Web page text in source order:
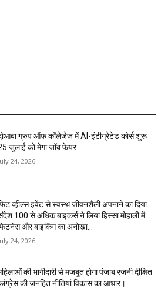
ग्रुप ऑफ कॉलेजेज में AI-इंटीग्रेटेड कोर्स शुरू
जुलाई को मेगा जॉब फेयर
24, 2026
व्हील्स इवेंट से स्वस्थ जीवनशैली अपनाने का दिया
100 से अधिक बाइकर्स ने लिया हिस्सा मोहाली में
और बाइकिंग का अनोखा...
24, 2026
की भागीदारी से मजबूत होगा पंजाब रजनी दीक्षित
की जनहित नीतियां विकास का आधार।